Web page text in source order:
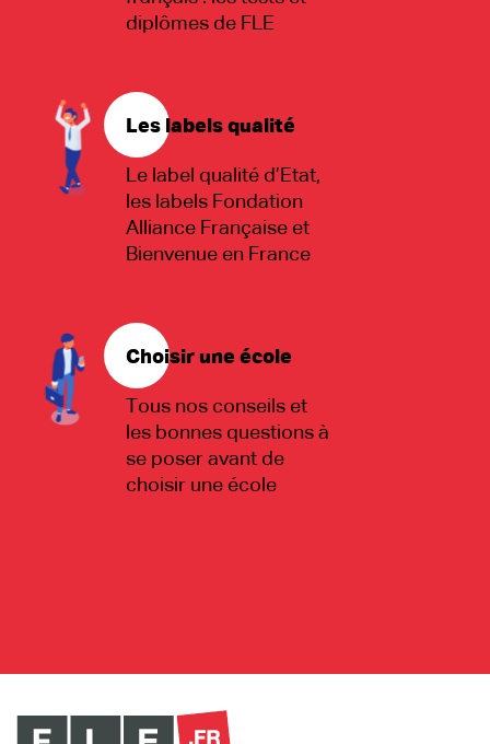
diplômes de FLE
Les labels qualité
Le label qualité d’Etat,
les labels Fondation
Alliance Française et
Bienvenue en France
Choisir une école
Tous nos conseils et
les bonnes questions à
se poser avant de
choisir une école